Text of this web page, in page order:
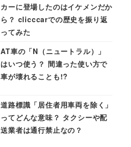
カーに登場したのはイケメンだか
ら？ clicccarでの歴史を振り返
ってみた
AT車の「N（ニュートラル）」
はいつ使う？ 間違った使い方で
車が壊れることも!?
道路標識「居住者用車両を除く」
ってどんな意味？ タクシーや配
送業者は通行禁止なの？